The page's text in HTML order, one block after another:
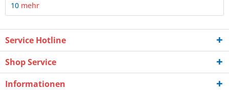
10 mehr
Service Hotline
Shop Service
Informationen